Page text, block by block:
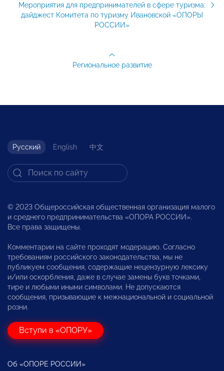
Мероприятия для предпринимателей в сфере туризма:
дайджест Комитета по туризму Ивановской «ОПОРЫ
РОССИИ»
Региональное развитие
Русский English 中文
© 2023 Общероссийская общественная организация малого
и среднего предпринимательства «ОПОРА РОССИИ».
Все права защищены.
Комментарии на сайте проходят модерацию. Согласно
требованиям российского законодательства, мы не
публикуем сообщения, содержащие нецензурную лексику
и/или оскорбления, даже в случае замены букв точками,
тире и любыми иными символами. Не допускаются
сообщения, призывающие к межнациональной и социальной
розни.
Вступи в «ОПОРУ»
Об «ОПОРЕ РОССИИ»